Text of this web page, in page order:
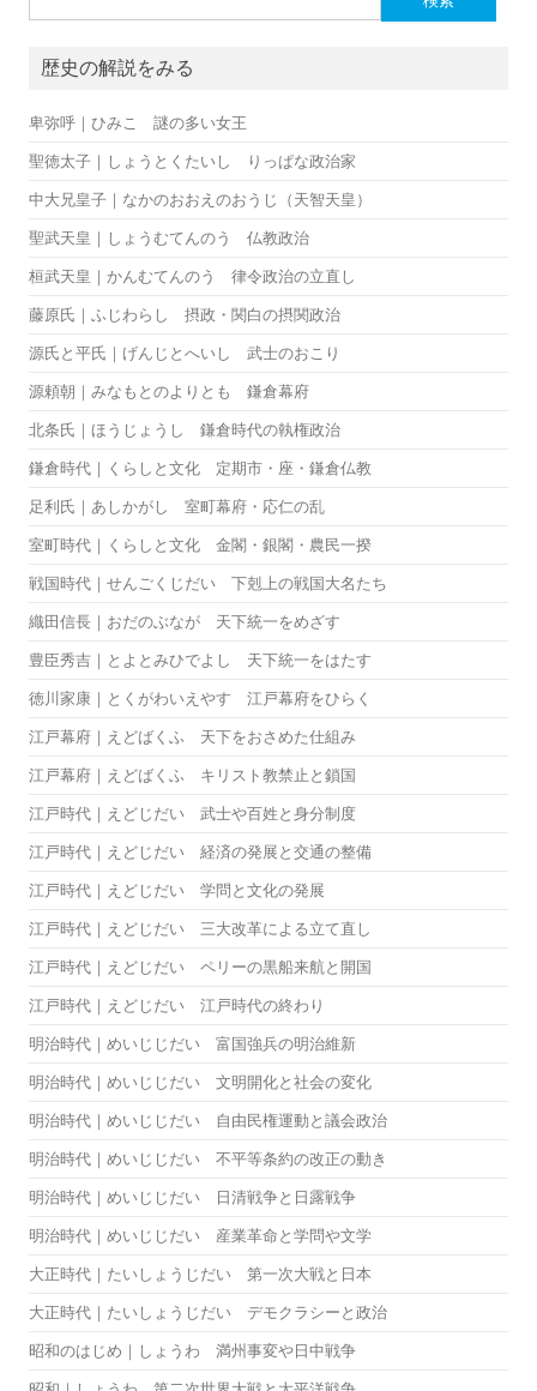
歴史の解説をみる
卑弥呼｜ひみこ 謎の多い女王
聖徳太子｜しょうとくたいし りっぱな政治家
中大兄皇子｜なかのおおえのおうじ（天智天皇）
聖武天皇｜しょうむてんのう 仏教政治
桓武天皇｜かんむてんのう 律令政治の立直し
藤原氏｜ふじわらし 摂政・関白の摂関政治
源氏と平氏｜げんじとへいし 武士のおこり
源頼朝｜みなもとのよりとも 鎌倉幕府
北条氏｜ほうじょうし 鎌倉時代の執権政治
鎌倉時代｜くらしと文化 定期市・座・鎌倉仏教
足利氏｜あしかがし 室町幕府・応仁の乱
室町時代｜くらしと文化 金閣・銀閣・農民一揆
戦国時代｜せんごくじだい 下剋上の戦国大名たち
織田信長｜おだのぶなが 天下統一をめざす
豊臣秀吉｜とよとみひでよし 天下統一をはたす
徳川家康｜とくがわいえやす 江戸幕府をひらく
江戸幕府｜えどばくふ 天下をおさめた仕組み
江戸幕府｜えどばくふ キリスト教禁止と鎖国
江戸時代｜えどじだい 武士や百姓と身分制度
江戸時代｜えどじだい 経済の発展と交通の整備
江戸時代｜えどじだい 学問と文化の発展
江戸時代｜えどじだい 三大改革による立て直し
江戸時代｜えどじだい ペリーの黒船来航と開国
江戸時代｜えどじだい 江戸時代の終わり
明治時代｜めいじじだい 富国強兵の明治維新
明治時代｜めいじじだい 文明開化と社会の変化
明治時代｜めいじじだい 自由民権運動と議会政治
明治時代｜めいじじだい 不平等条約の改正の動き
明治時代｜めいじじだい 日清戦争と日露戦争
明治時代｜めいじじだい 産業革命と学問や文学
大正時代｜たいしょうじだい 第一次大戦と日本
大正時代｜たいしょうじだい デモクラシーと政治
昭和のはじめ｜しょうわ 満州事変や日中戦争